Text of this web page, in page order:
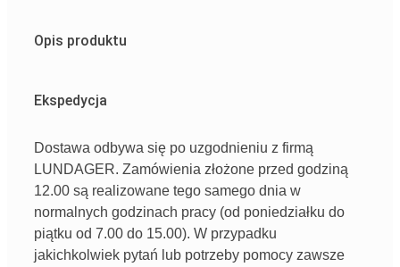
Opis produktu
Ekspedycja
Dostawa odbywa się po uzgodnieniu z firmą
LUNDAGER. Zamówienia złożone przed godziną
12.00 są realizowane tego samego dnia w
normalnych godzinach pracy (od poniedziałku do
piątku od 7.00 do 15.00). W przypadku
jakichkolwiek pytań lub potrzeby pomocy zawsze